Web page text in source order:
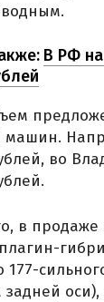
В РФ
машин.
во
в
177-
задней